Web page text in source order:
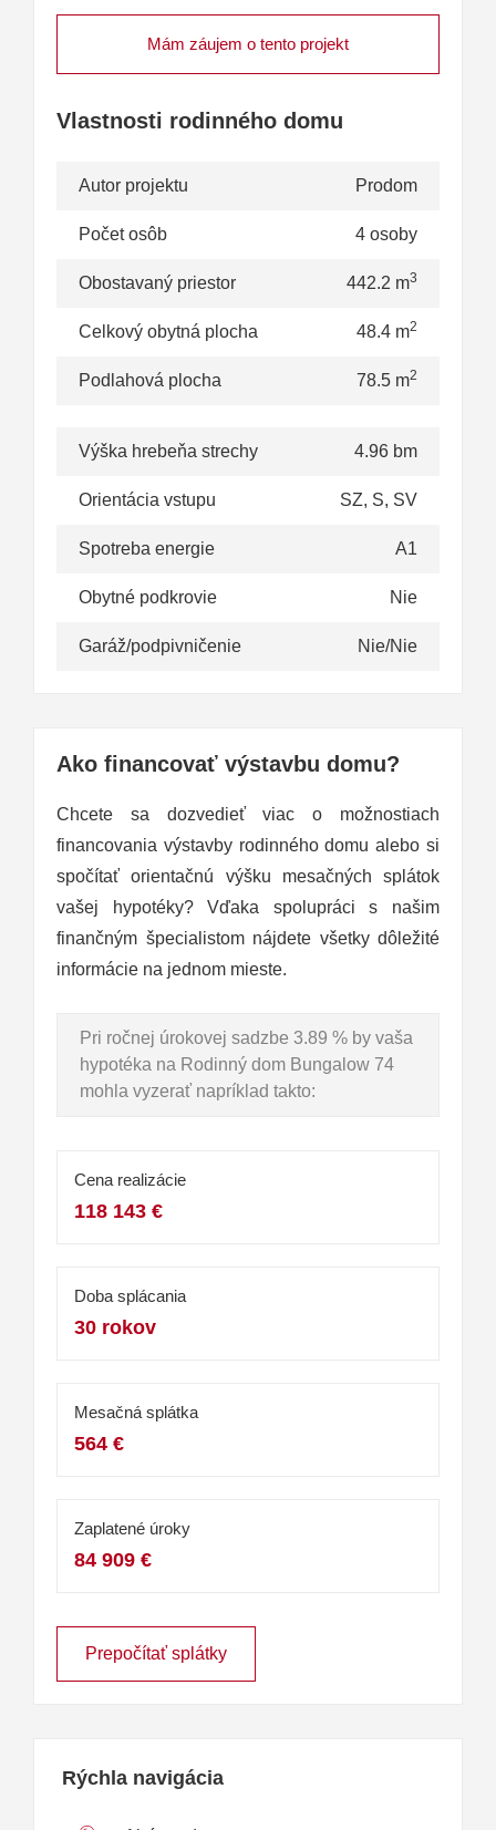
Mám záujem o tento projekt
Vlastnosti rodinného domu
Autor projektu Prodom
Počet osôb 4 osoby
Obostavaný priestor 442.2 m3
Celkový obytná plocha 48.4 m2
Podlahová plocha 78.5 m2
Výška hrebeňa strechy 4.96 bm
Orientácia vstupu SZ, S, SV
Spotreba energie A1
Obytné podkrovie Nie
Garáž/podpivničenie Nie/Nie
Ako financovať výstavbu domu?
Chcete sa dozvedieť viac o možnostiach
financovania výstavby rodinného domu alebo si
spočítať orientačnú výšku mesačných splátok
vašej hypotéky? Vďaka spolupráci s našim
finančným špecialistom nájdete všetky dôležité
informácie na jednom mieste.
Pri ročnej úrokovej sadzbe 3.89 % by vaša
hypotéka na Rodinný dom Bungalow 74
mohla vyzerať napríklad takto:
Cena realizácie
118 143 €
Doba splácania
30 rokov
Mesačná splátka
564 €
Zaplatené úroky
84 909 €
Prepočítať splátky
Rýchla navigácia